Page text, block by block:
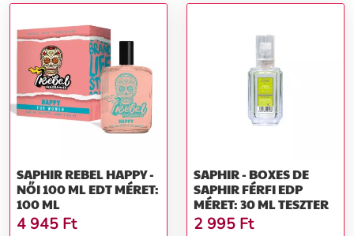
SAPHIR REBEL HAPPY -
NŐI 100 ML EDT MÉRET:
100 ML
4 945 Ft
SAPHIR - BOXES DE
SAPHIR FÉRFI EDP
MÉRET: 30 ML TESZTER
2 995 Ft